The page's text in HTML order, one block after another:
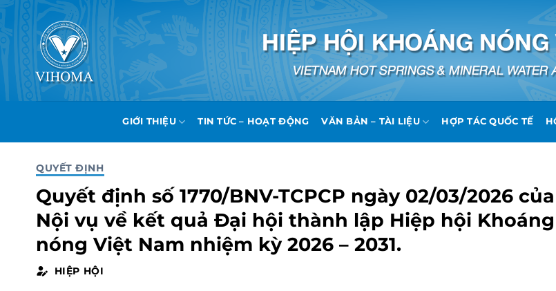
Bỏ
qua
nội
dung
GIỚI THIỆU TIN TỨC – HOẠT ĐỘNG VĂN BẢN – TÀI LIỆU HỢP TÁC QUỐC TẾ
QUYẾT ĐỊNH
Quyết định số 1770/BNV-TCPCP ngày 02/03/2026
Nội vụ về kết quả Đại hội thành lập Hiệp hội Khoáng
nóng Việt Nam nhiệm kỳ 2026 – 2031.
HIỆP HỘI